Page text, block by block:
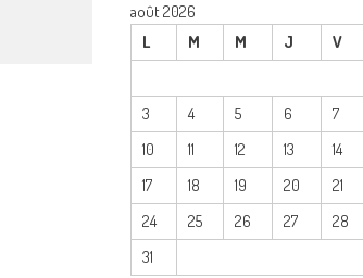
août 2026
L
M M J V
3
4 5 6 7
10
11 12 13 14
17
18 19 20 21
24
25 26 27 28
31